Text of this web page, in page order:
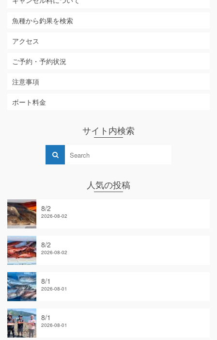
魚種から釣果を検索
アクセス
ご予約・予約状況
注意事項
ボート料金
サイト内検索
人気の投稿
8/2
2026-08-02
8/2
2026-08-02
8/1
2026-08-01
8/1
2026-08-01